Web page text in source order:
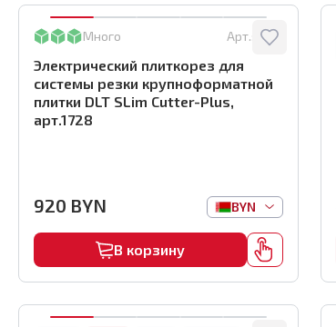
Много Арт.: 1728
Электрический плиткорез для
системы резки крупноформатной
плитки DLT SLim Cutter-Plus,
арт.1728
920 BYN BYN
В корзину